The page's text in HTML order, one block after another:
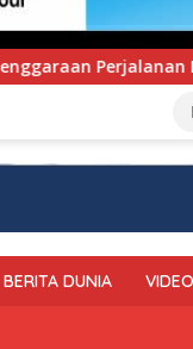
Tanpa Izin ke
BERITA DUNIA VIDEO